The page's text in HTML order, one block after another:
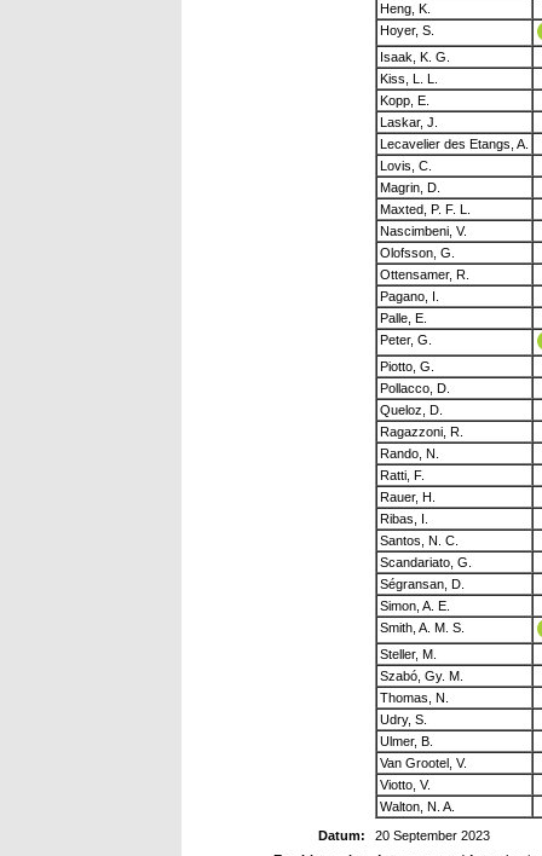
Heng, K.
Hoyer, S.
Isaak, K. G.
Kiss, L. L.
Kopp, E.
Laskar, J.
Lecavelier des Etangs, A.
Lovis, C.
Magrin, D.
Maxted, P. F. L.
Nascimbeni, V.
Olofsson, G.
Ottensamer, R.
Pagano, I.
Palle, E.
Peter, G.
Piotto, G.
Pollacco, D.
Queloz, D.
Ragazzoni, R.
Rando, N.
Ratti, F.
Rauer, H.
Ribas, I.
Santos, N. C.
Scandariato, G.
Ségransan, D.
Simon, A. E.
Smith, A. M. S.
Steller, M.
Szabó, Gy. M.
Thomas, N.
Udry, S.
Ulmer, B.
Van Grootel, V.
Viotto, V.
Walton, N. A.
Datum:
20 September 2023